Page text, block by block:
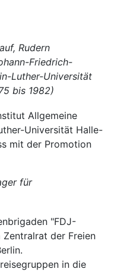
Rudern
Friedrich-
Luther-Universität
bis 1982)
Allgemeine
Universität Halle-
mit der Promotion
für
"FDJ-
der Freien
in die